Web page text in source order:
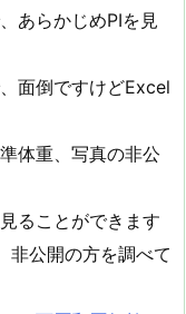
あらかじめPIを見
面倒ですけどExcel
体重、写真の非公
ることができます
非公開の方を調べて